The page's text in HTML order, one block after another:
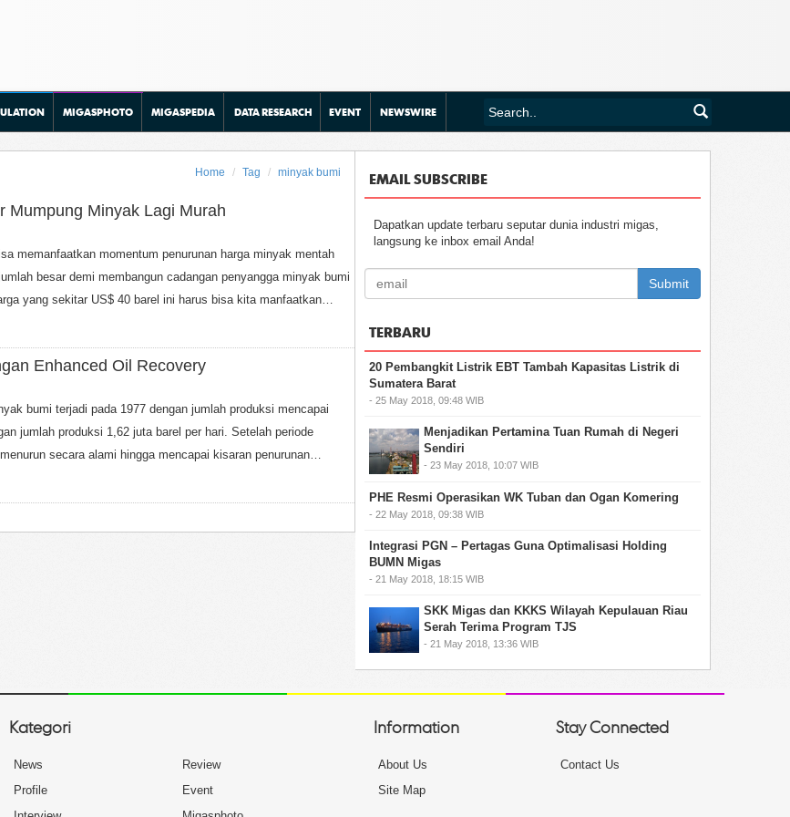
MIGASPHOTO MIGASPEDIA DATA RESEARCH EVENT NEWSWIRE
Home Tag minyak bumi
Mumpung Minyak Lagi Murah
memanfaatkan momentum penurunan harga minyak mentah
besar demi membangun cadangan penyangga minyak bumi
yang sekitar US$ 40 barel ini harus bisa kita manfaatkan…
Enhanced Oil Recovery
bumi terjadi pada 1977 dengan jumlah produksi mencapai
jumlah produksi 1,62 juta barel per hari. Setelah periode
secara alami hingga mencapai kisaran penurunan…
EMAIL SUBSCRIBE
Dapatkan update terbaru seputar dunia industri migas,
langsung ke inbox email Anda!
Submit
TERBARU
20 Pembangkit Listrik EBT Tambah Kapasitas Listrik di
Sumatera Barat
- 25 May 2018, 09:48 WIB
Menjadikan Pertamina Tuan Rumah di Negeri
Sendiri
- 23 May 2018, 10:07 WIB
PHE Resmi Operasikan WK Tuban dan Ogan Komering
- 22 May 2018, 09:38 WIB
Integrasi PGN – Pertagas Guna Optimalisasi Holding
BUMN Migas
- 21 May 2018, 18:15 WIB
SKK Migas dan KKKS Wilayah Kepulauan Riau
Serah Terima Program TJS
- 21 May 2018, 13:36 WIB
Kategori
News
Review
Profile
Event
Information
About Us
Site Map
Stay Connected
Contact Us